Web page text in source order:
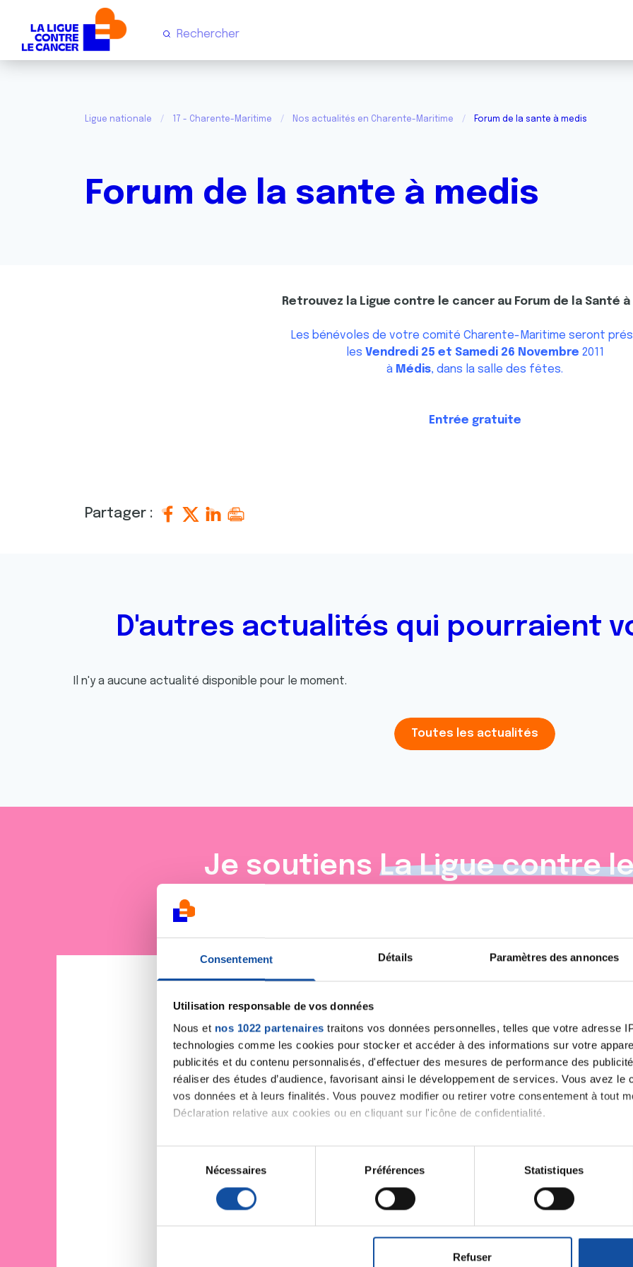
Consentement Détails Paramètres des annonces
Utilisation responsable de vos données
Nous et nos 1022 partenaires traitons vos données personnelles, telles que votre adresse
technologies comme les cookies pour stocker et accéder à des informations sur votre
publicités et du contenu personnalisés, d'effectuer des mesures de performance des
réaliser des études d’audience, favorisant ainsi le développement de services. Vous avez le
vos données et à leurs finalités. Vous pouvez modifier ou retirer votre consentement à tout
Déclaration relative aux cookies ou en cliquant sur l'icône de confidentialité.
Si vous le permettez, nous aimerions également :
Collecter des informations sur votre localisation géographique qui peuvent être
digitales).
Pour en savoir plus sur le traitement de vos données personnelles et définir vos
. Vous pouvez modifier ou retirer votre consentement à tout moment à partir de la
Nécessaires Préférences Statistiques
Refuser
Ligue nationale 17 - Charente-Maritime Nos actualités en Charente-Maritime Forum de la sante à medis
Forum de la sante à medis
Retrouvez la Ligue contre le cancer au Forum de la Santé à
Les bénévoles de votre comité Charente-Maritime seront
les Vendredi 25 et Samedi 26 Novembre 2011
à Médis, dans la salle des fêtes.
Entrée gratuite
Partager :
D'autres actualités qui pourraient
Il n'y a aucune actualité disponible pour le moment.
Toutes les actualités
Je soutiens La Ligue contre
Faites un don et
contre le cancer